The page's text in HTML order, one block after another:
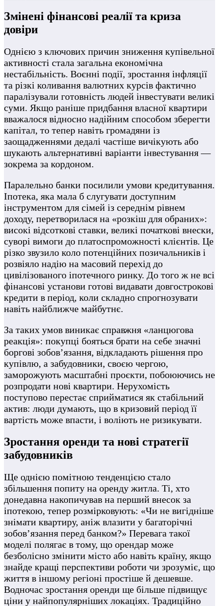
Змінені фінансові реалії та криза
довіри
Однією з ключових причин зниження купівельної
активності стала загальна економічна
нестабільність. Воєнні події, зростання інфляції
та різкі коливання валютних курсів фактично
паралізували готовність людей інвестувати великі
суми. Якщо раніше придбання власної квартири
вважалося відносно надійним способом зберегти
капітал, то тепер навіть громадяни із
заощадженнями дедалі частіше вичікують або
шукають альтернативні варіанти інвестування —
зокрема за кордоном.
Паралельно банки посилили умови кредитування.
Іпотека, яка мала б слугувати доступним
інструментом для сімей із середнім рівнем
доходу, перетворилася на «розкіш для обраних»:
високі відсоткові ставки, великі початкові внески,
суворі вимоги до платоспроможності клієнтів. Це
різко звузило коло потенційних позичальників і
розвіяло надію на масовий перехід до
цивілізованого іпотечного ринку. До того ж не всі
фінансові установи готові видавати довгострокові
кредити в період, коли складно спрогнозувати
навіть найближче майбутнє.
За таких умов виникає справжня «ланцюгова
реакція»: покупці бояться брати на себе значні
боргові зобов’язання, відкладають рішення про
купівлю, а забудовники, своєю чергою,
заморожують масштабні проєкти, побоюючись не
розпродати нові квартири. Нерухомість
поступово перестає сприйматися як стабільний
актив: люди думають, що в кризовий період її
вартість може впасти, і воліють не ризикувати.
Зростання оренди та нові стратегії
забудовників
Ще однією помітною тенденцією стало
збільшення попиту на оренду житла. Ті, хто
донедавна накопичував на перший внесок за
іпотекою, тепер розмірковують: «Чи не вигідніше
знімати квартиру, аніж влазити у багаторічні
зобов’язання перед банком?» Перевага такої
моделі полягає в тому, що орендар може
безболісно змінити місто або навіть країну, якщо
знайде кращі перспективи роботи чи зрозуміє, що
життя в іншому регіоні простіше й дешевше.
Водночас зростання оренди ще більше підвищує
ціни у найпопулярніших локаціях. Традиційно